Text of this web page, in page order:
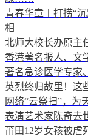
青春华章丨打捞“
相
北师大校长办原主
香港著名报人、文
著名急诊医学专家
英烈终归故里！这
网络“云祭扫”，为
表演艺术家陈奇去
莆田12岁女孩被虐